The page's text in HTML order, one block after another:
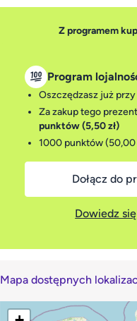
Z programem
Program
Oszczędzasz już
Za zakup tego
punktów (5,50 zł)
1000 punktów (50,00
Dołącz do
Dowiedz
Mapa dostępnych